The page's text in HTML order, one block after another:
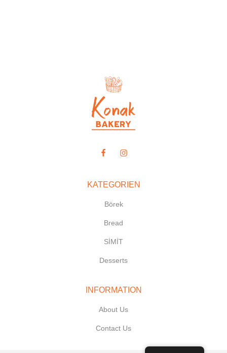
KATEGORIEN
Börek
Bread
SİMİT
Desserts
INFORMATION
About Us
Contact Us